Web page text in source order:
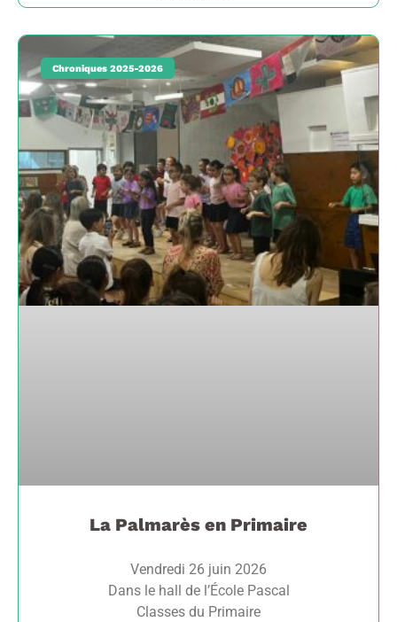
Chroniques 2025-2026
La Palmarès en Primaire
Vendredi 26 juin 2026
Dans le hall de l’École Pascal
Classes du Primaire